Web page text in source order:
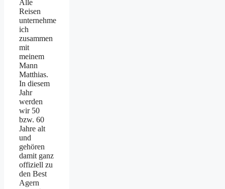
Alle
Reisen
unternehme
ich
zusammen
mit
meinem
Mann
Matthias.
In diesem
Jahr
werden
wir 50
bzw. 60
Jahre alt
und
gehören
damit ganz
offiziell zu
den Best
Agern